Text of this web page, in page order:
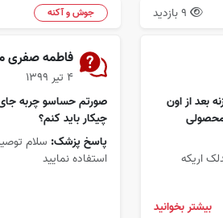
بعد از اون
اریکه
بیشتر بخوانید
جوش و آکنه
فاطمه صفری
۴ تیر ۱۳۹۹
صورتم حساسو چربه
چیکار باید کنم؟
پاسخ پزشک: سلام
استفاده نمایید